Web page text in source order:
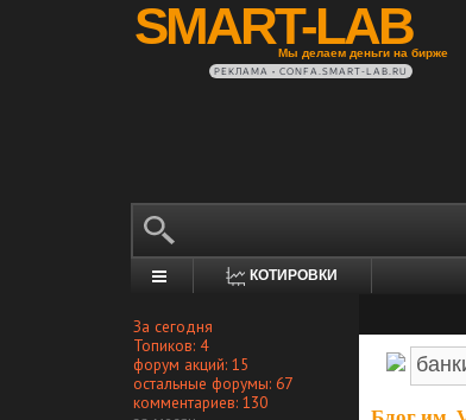
SMART-LAB
Мы делаем деньги на бирже
РЕКЛАМА • CONFA.SMART-LAB.RU
КОТИРОВКИ
За сегодня
Топиков: 4
форум акций: 15
остальные форумы: 67
комментариев: 130